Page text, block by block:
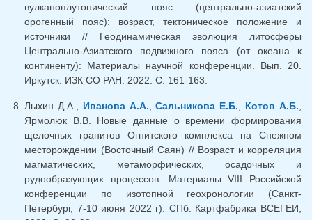
вулканоплутонический пояс (центрально-азиатский
орогенный пояс): возраст, тектоническое положение и
источники // Геодинамическая эволюция литосферы
Центрально-Азиатского подвижного пояса (от океана к
континенту): Материалы научной конференции. Вып. 20.
Иркутск: ИЗК СО РАН. 2022. С. 161-163.
Лыхин Д.А., Иванова А.А. ,Сальникова Е.Б. Котов А.Б.
Ярмолюк В.В. Новые данные о времени формирования
щелочных гранитов Огнитского комплекса на Снежном
месторождении (Восточный Саян) // Возраст и корреляция
магматических, метаморфических, осадочных и
рудообразующих процессов. Материалы VIII Российской
конференции по изотопной геохронологии (Санкт-
Петербург, 7-10 июня 2022 г). СПб: Картфабрика ВСЕГЕИ,